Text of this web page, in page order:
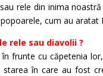
rele din inima
cum au aratat
rele sau diavolii ?
frunte cu căpetenia
starea în care au fost